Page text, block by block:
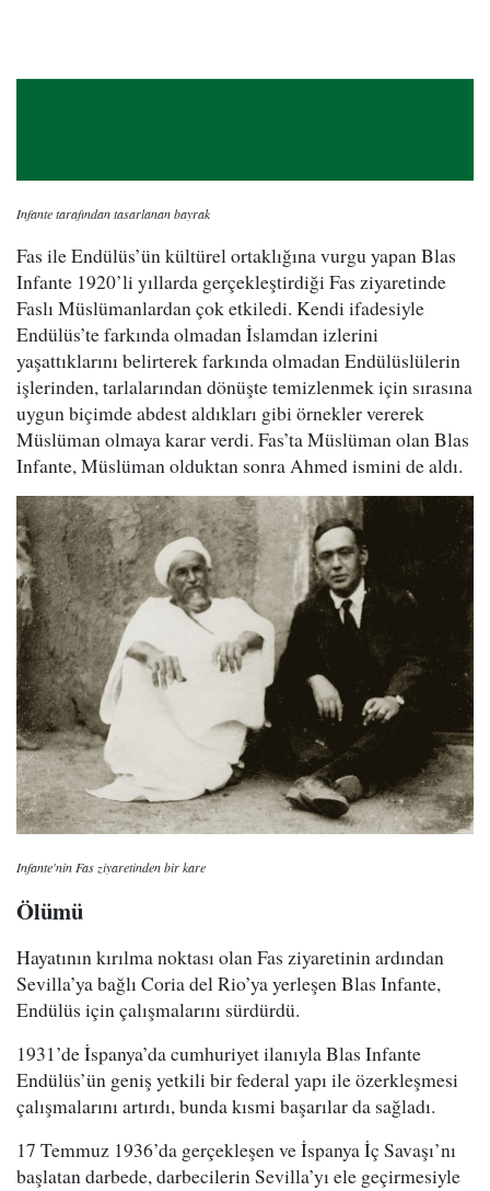
Infante tarafından tasarlanan bayrak
Fas ile Endülüs’ün kültürel ortaklığına vurgu yapan Blas
Infante 1920’li yıllarda gerçekleştirdiği Fas ziyaretinde
Faslı Müslümanlardan çok etkiledi. Kendi ifadesiyle
Endülüs’te farkında olmadan İslamdan izlerini
yaşattıklarını belirterek farkında olmadan Endülüslülerin
işlerinden, tarlalarından dönüşte temizlenmek için sırasına
uygun biçimde abdest aldıkları gibi örnekler vererek
Müslüman olmaya karar verdi. Fas’ta Müslüman olan Blas
Infante, Müslüman olduktan sonra Ahmed ismini de aldı.
Infante'nin Fas ziyaretinden bir kare
Ölümü
Hayatının kırılma noktası olan Fas ziyaretinin ardından
Sevilla’ya bağlı Coria del Rio’ya yerleşen Blas Infante,
Endülüs için çalışmalarını sürdürdü.
1931’de İspanya’da cumhuriyet ilanıyla Blas Infante
Endülüs’ün geniş yetkili bir federal yapı ile özerkleşmesi
çalışmalarını artırdı, bunda kısmi başarılar da sağladı.
17 Temmuz 1936’da gerçekleşen ve İspanya İç Savaşı’nı
başlatan darbede, darbecilerin Sevilla’yı ele geçirmesiyle